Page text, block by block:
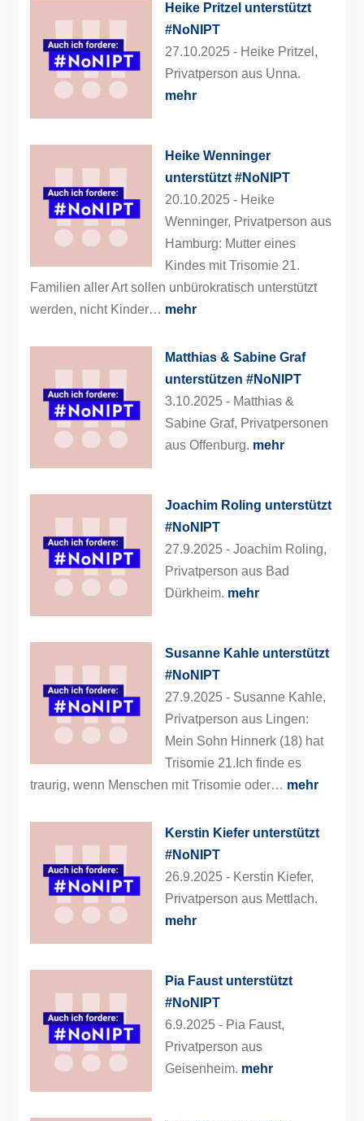
Heike Pritzel unterstützt
#NoNIPT
27.10.2025 - Heike Pritzel,
Privatperson aus Unna.
mehr
Heike Wenninger
unterstützt #NoNIPT
20.10.2025 - Heike
Wenninger, Privatperson aus
Hamburg: Mutter eines
Kindes mit Trisomie 21.
Familien aller Art sollen unbürokratisch unterstützt
werden, nicht Kinder… mehr
Matthias & Sabine Graf
unterstützen #NoNIPT
3.10.2025 - Matthias &
Sabine Graf, Privatpersonen
aus Offenburg. mehr
Joachim Roling unterstützt
#NoNIPT
27.9.2025 - Joachim Roling,
Privatperson aus Bad
Dürkheim. mehr
Susanne Kahle unterstützt
#NoNIPT
27.9.2025 - Susanne Kahle,
Privatperson aus Lingen:
Mein Sohn Hinnerk (18) hat
Trisomie 21.Ich finde es
traurig, wenn Menschen mit Trisomie oder… mehr
Kerstin Kiefer unterstützt
#NoNIPT
26.9.2025 - Kerstin Kiefer,
Privatperson aus Mettlach.
mehr
Pia Faust unterstützt
#NoNIPT
6.9.2025 - Pia Faust,
Privatperson aus
Geisenheim. mehr